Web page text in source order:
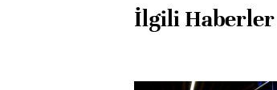
İlgili Haberler